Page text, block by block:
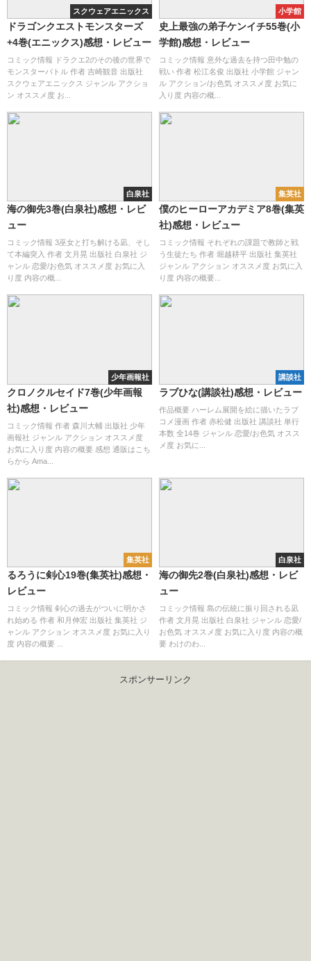
スクウェアエニックス
ドラゴンクエストモンスターズ
+4巻(エニックス)感想・レビュー
コミック情報 ドラクエ2のその後の世界で
モンスターバトル 作者 吉崎観音 出版社
スクウェアエニックス ジャンル アクショ
ン オススメ度 お...
小学館
史上最強の弟子ケンイチ55巻(小
学館)感想・レビュー
コミック情報 意外な過去を持つ田中勉の
戦い 作者 松江名俊 出版社 小学館 ジャン
ル アクション/お色気 オススメ度 お気に
入り度 内容の概...
白泉社
海の御先3巻(白泉社)感想・レビ
ュー
コミック情報 3巫女と打ち解ける凪、そし
て本編突入 作者 文月晃 出版社 白泉社 ジ
ャンル 恋愛/お色気 オススメ度 お気に入
り度 内容の概...
集英社
僕のヒーローアカデミア8巻(集英
社)感想・レビュー
コミック情報 それぞれの課題で教師と戦
う生徒たち 作者 堀越耕平 出版社 集英社
ジャンル アクション オススメ度 お気に入
り度 内容の概要...
少年画報社
クロノクルセイド7巻(少年画報
社)感想・レビュー
コミック情報 作者 森川大輔 出版社 少年
画報社 ジャンル アクション オススメ度
お気に入り度 内容の概要 感想 通販はこち
らから Ama...
講談社
ラブひな(講談社)感想・レビュー
作品概要 ハーレム展開を絵に描いたラブ
コメ漫画 作者 赤松健 出版社 講談社 単行
本数 全14巻 ジャンル 恋愛/お色気 オスス
メ度 お気に...
集英社
るろうに剣心19巻(集英社)感想・
レビュー
コミック情報 剣心の過去がついに明かさ
れ始める 作者 和月伸宏 出版社 集英社 ジ
ャンル アクション オススメ度 お気に入り
度 内容の概要 ...
白泉社
海の御先2巻(白泉社)感想・レビ
ュー
コミック情報 島の伝統に振り回される凪
作者 文月晃 出版社 白泉社 ジャンル 恋愛/
お色気 オススメ度 お気に入り度 内容の概
要 わけのわ...
スポンサーリンク